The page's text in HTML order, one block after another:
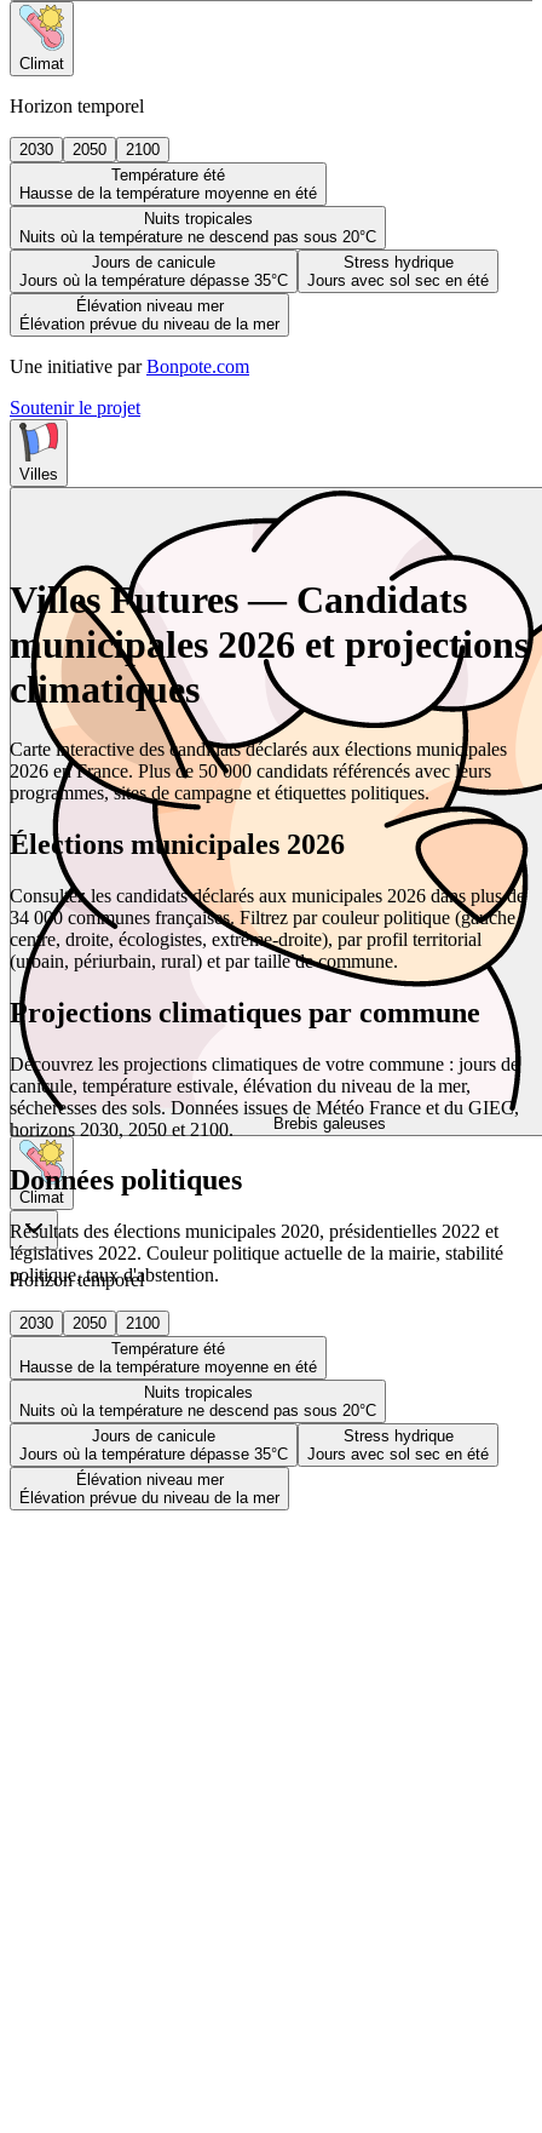
Climat
Horizon temporel
2030 2050
2100
Température été
Hausse de la température moyenne en été
Nuits tropicales
Nuits où la température ne descend pas sous 20°C
Jours de canicule
Jours où la température dépasse 35°C
Stress hydrique
Jours avec sol sec en été
Élévation niveau mer
Élévation prévue du niveau de la mer
Une initiative par Bonpote.com
Soutenir le projet
Villes
Brebis galeuses
Climat
Horizon temporel
2030 2050
2100
Température été
Hausse de la température moyenne en été
Nuits tropicales
Nuits où la température ne descend pas sous 20°C
Jours de canicule
Jours où la température dépasse 35°C
Stress hydrique
Jours avec sol sec en été
Élévation niveau mer
Élévation prévue du niveau de la mer
Villes Futures — Candidats
municipales 2026 et projections
climatiques
Carte interactive des candidats déclarés aux élections municipales
2026 en France. Plus de 50 000 candidats référencés avec leurs
programmes, sites de campagne et étiquettes politiques.
Élections municipales 2026
Consultez les candidats déclarés aux municipales 2026 dans plus de
34 000 communes françaises. Filtrez par couleur politique (gauche,
centre, droite, écologistes, extrême-droite), par profil territorial
(urbain, périurbain, rural) et par taille de commune.
Projections climatiques par commune
Découvrez les projections climatiques de votre commune : jours de
canicule, température estivale, élévation du niveau de la mer,
sécheresses des sols. Données issues de Météo France et du GIEC,
horizons 2030, 2050 et 2100.
Données politiques
Résultats des élections municipales 2020, présidentielles 2022 et
législatives 2022. Couleur politique actuelle de la mairie, stabilité
politique, taux d'abstention.